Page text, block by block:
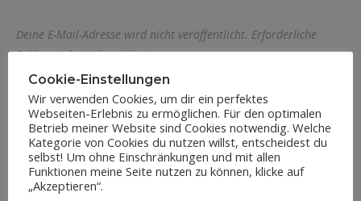
Deine E-Mail-Adresse wird nicht veröffentlicht. Erforderliche
Felder sind mit*markiert
Name*
E-Mail-Adresse*
Cookie-Einstellungen
Wir verwenden Cookies, um dir ein perfektes
Webseiten-Erlebnis zu ermöglichen. Für den optimalen
Betrieb meiner Website sind Cookies notwendig. Welche
Kategorie von Cookies du nutzen willst, entscheidest du
selbst! Um ohne Einschränkungen und mit allen
Funktionen meine Seite nutzen zu können, klicke auf
„Akzeptieren“.